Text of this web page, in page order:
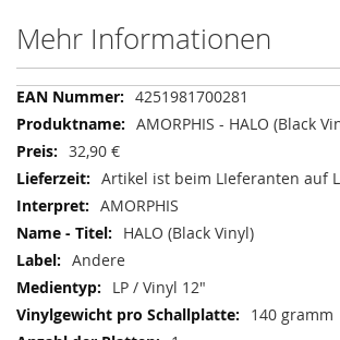
Mehr Informationen
Mehr
Informationen
4251981700281
AMORPHIS - HALO (Black
32,90 €
Artikel ist beim LIeferanten auf
AMORPHIS
HALO (Black Vinyl)
Andere
LP / Vinyl 12"
140 gramm